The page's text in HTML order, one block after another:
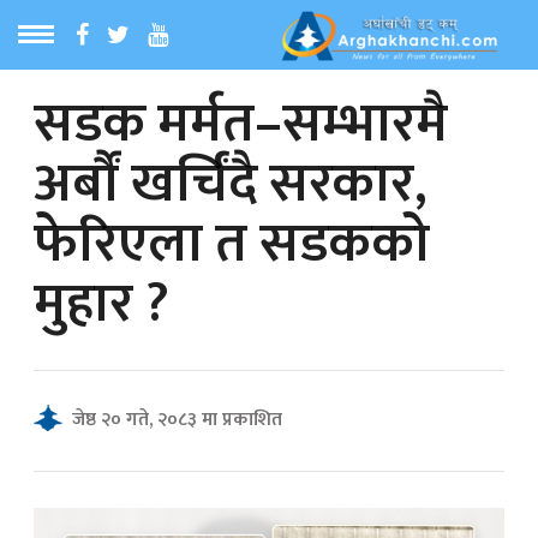
MENU
समाचार
समाचार
सडक मर्मत–सम्भारमै
अर्बौं खर्चिंदै सरकार,
फेरिएला त सडकको
मुहार ?
जेष्ठ २० गते, २०८३ मा प्रकाशित